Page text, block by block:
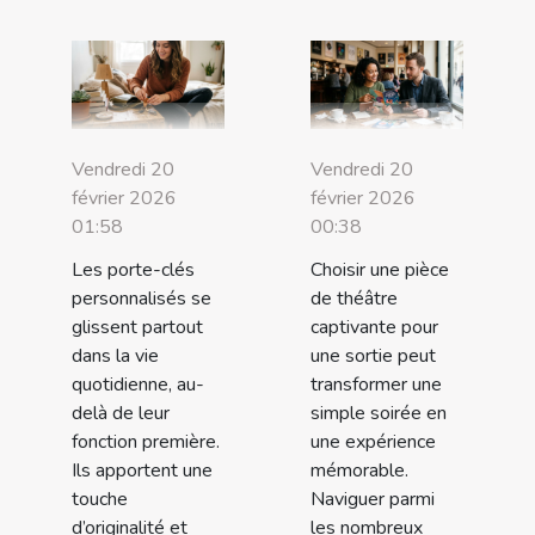
Vendredi 20
février 2026
01:58
Les porte-clés
personnalisés se
glissent partout
dans la vie
quotidienne, au-
delà de leur
fonction première.
Ils apportent une
touche
d’originalité et
Vendredi 20
février 2026
00:38
Choisir une pièce
de théâtre
captivante pour
une sortie peut
transformer une
simple soirée en
une expérience
mémorable.
Naviguer parmi
les nombreux